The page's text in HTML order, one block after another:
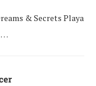
& Secrets Playa
…